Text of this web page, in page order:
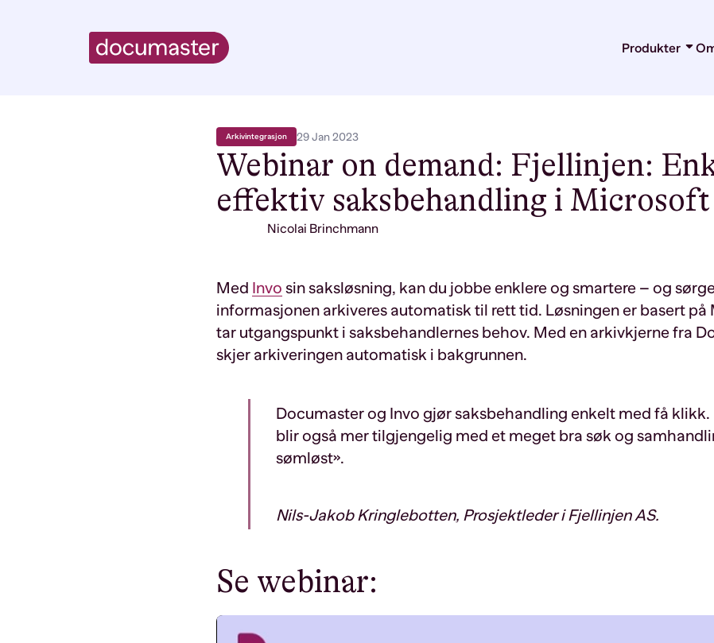
Produkter
Arkivintegrasjon 29 Jan 2023
Webinar on demand: Fjellinjen:
effektiv saksbehandling i Microsoft
Nicolai Brinchmann
Med Invo sinsaksløsning, kan du jobbe enklere og smartere – og
informasjonen arkiveres automatisk til rett tid. Løsningen er basert
tar utgangspunkt i saksbehandlernes behov. Med en arkivkjernefra
skjer arkiveringen automatisk i bakgrunnen.
Documasterog Invo gjør saksbehandling enkelt med få
blir også mer tilgjengelig med et meget bra søk og
sømløst».
Nils-Jakob Kringlebotten, Prosjektleder i Fjellinjen AS.
Se webinar: